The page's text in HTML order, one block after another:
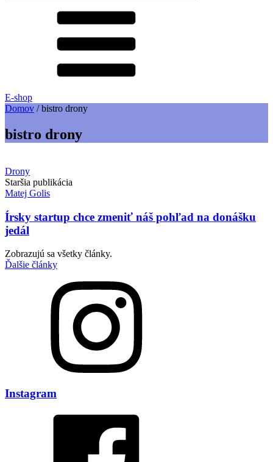
E-shop
Domov /bistro drony
bistro drony
Drony
Staršia publikácia
Matej Golis
Írsky startup chce zmeniť náš pohľad na donášku
jedál
Zobrazujú sa všetky články.
Ďalšie články
Instagram